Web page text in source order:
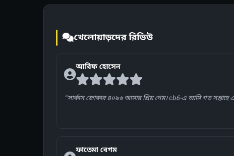
খেলোয়াড়দের রিভিউ
আরিফ হোসেন
"সার্কাস জোকার ৪০৯৬ আমার প্রিয় গেম। cb6-এ আমি গত সপ্তাহে
ফাতেমা বেগম